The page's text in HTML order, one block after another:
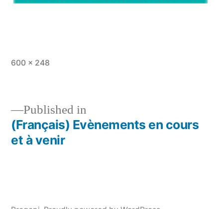
Full
600 × 248
Post
Published in
(Français) Evènements en cours
et à venir